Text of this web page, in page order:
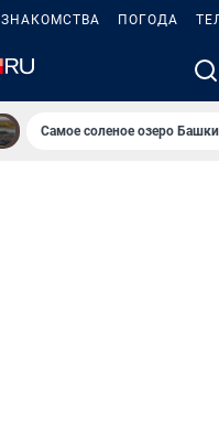
ЗНАКОМСТВА ПОГОДА
Самое соленое озеро